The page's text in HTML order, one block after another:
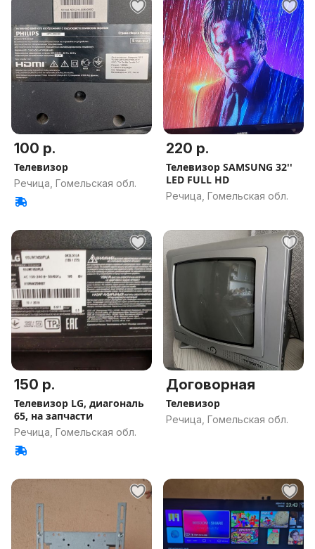
100 р.
Телевизор
Речица, Гомельская обл.
220 р.
Телевизор SAMSUNG 32''
LED FULL HD
Речица, Гомельская обл.
150 р.
Телевизор LG, диагональ
65, на запчасти
Речица, Гомельская обл.
Договорная
Телевизор
Речица, Гомельская обл.